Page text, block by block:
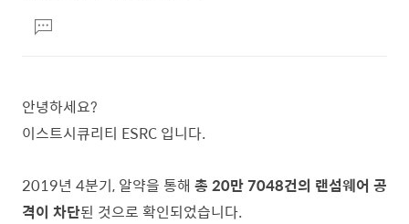
문댓
글
안녕하세요?
이스트시큐리티 ESRC 입니다.
2019년 4분기, 알약을 통해 총 20만 7048건의 랜섬웨어 공
격이 차단된 것으로 확인되었습니다.